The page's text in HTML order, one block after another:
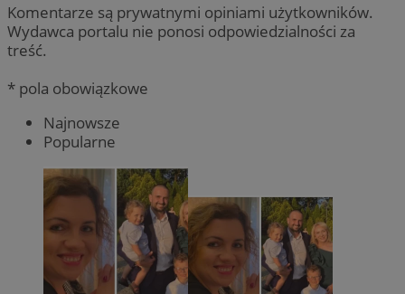
Komentarze są prywatnymi opiniami użytkowników.
Wydawca portalu nie ponosi odpowiedzialności za
treść.
* pola obowiązkowe
Najnowsze
Popularne